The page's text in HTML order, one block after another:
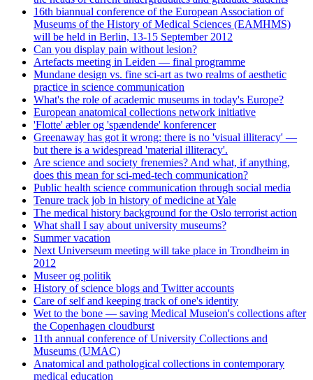
16th biannual conference of the European Association of
Museums of the History of Medical Sciences (EAMHMS)
will be held in Berlin, 13-15 September 2012
Can you display pain without lesion?
Artefacts meeting in Leiden — final programme
Mundane design vs. fine sci-art as two realms of aesthetic
practice in science communication
What's the role of academic museums in today's Europe?
European anatomical collections network initiative
'Flotte' æbler og 'spændende' konferencer
Greenaway has got it wrong: there is no 'visual illiteracy' —
but there is a widespread 'material illiteracy'.
Are science and society frenemies? And what, if anything,
does this mean for sci-med-tech communication?
Public health science communication through social media
Tenure track job in history of medicine at Yale
The medical history background for the Oslo terrorist action
What shall I say about university museums?
Summer vacation
Next Universeum meeting will take place in Trondheim in
2012
Museer og politik
History of science blogs and Twitter accounts
Care of self and keeping track of one's identity
Wet to the bone — saving Medical Museion's collections after
the Copenhagen cloudburst
11th annual conference of University Collections and
Museums (UMAC)
Anatomical and pathological collections in contemporary
medical education